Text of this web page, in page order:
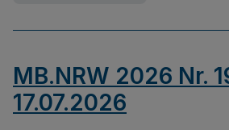
MB.NRW 2026 Nr.
17.07.2026